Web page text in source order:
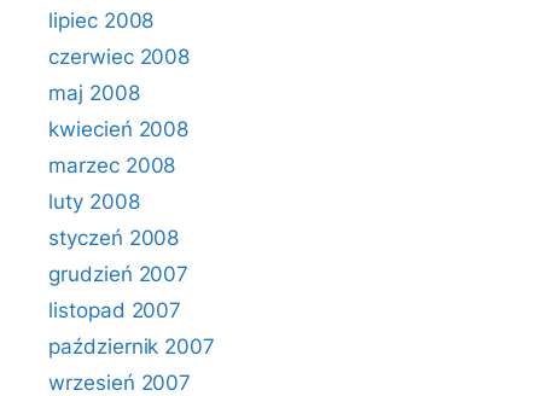
lipiec 2008
czerwiec 2008
maj 2008
kwiecień 2008
marzec 2008
luty 2008
styczeń 2008
grudzień 2007
listopad 2007
październik 2007
wrzesień 2007